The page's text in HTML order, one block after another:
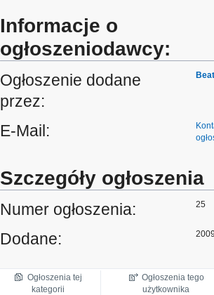
Informacje o
ogłoszeniodawcy:
Ogłoszenie dodane
przez:
E-Mail:
Szczegóły ogłoszenia
Numer ogłoszenia: 25
Dodane:
Ogłoszenia tej
kategorii
Ogłoszenia tego
użytkownika